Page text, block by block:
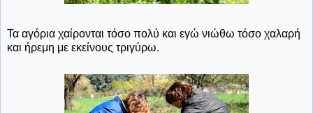
Τα αγόρια χαίρονται τόσο πολύ και εγώ νιώθω τόσο χαλαρή
και ήρεμη με εκείνους τριγύρω.